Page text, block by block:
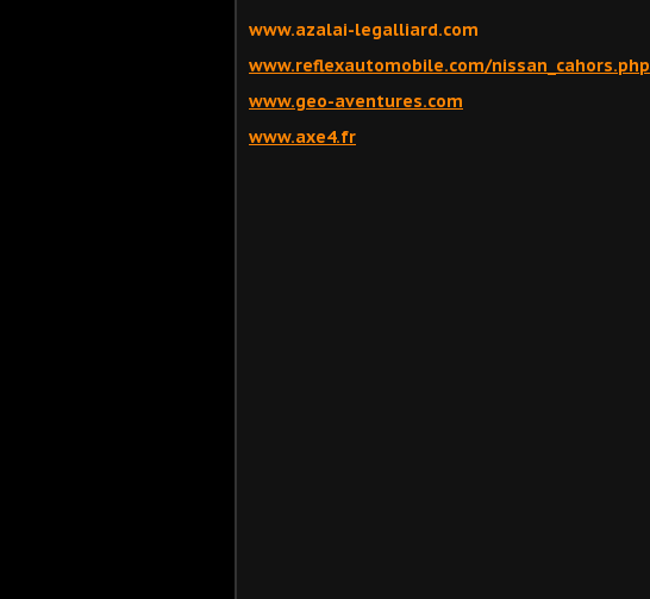
www.azalai-legalliard.com
www.reflexautomobile.com/nissan_cahors.php
www.geo-aventures.com
www.axe4.fr